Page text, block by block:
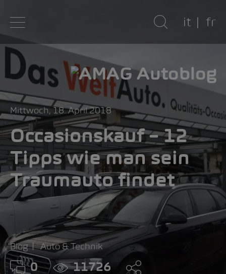
it fr
Mittwoch, 18. April 2018
Occasionskauf – 12
Tipps wie man sein
Traumauto findet
Blog Auto & Technik
0 11726